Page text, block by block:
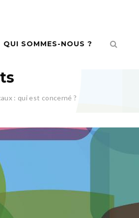
QUI SOMMES-NOUS ?
: qui est concerné ?